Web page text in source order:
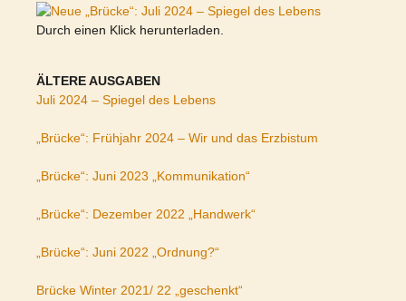
Durch einen Klick herunterladen.
ÄLTERE AUSGABEN
Juli 2024 – Spiegel des Lebens
„Brücke“: Frühjahr 2024 – Wir und das Erzbistum
„Brücke“: Juni 2023 „Kommunikation“
„Brücke“: Dezember 2022 „Handwerk“
„Brücke“: Juni 2022 „Ordnung?“
Brücke Winter 2021/ 22 „geschenkt“